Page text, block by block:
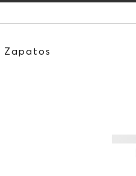
Recibe:
Zapatos